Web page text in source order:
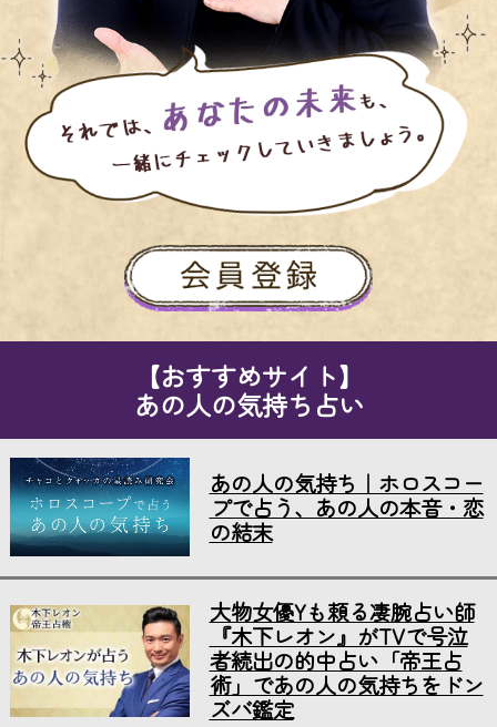
【おすすめサイト】
あの人の気持ち占い
あの人の気持ち｜ホロスコー
プで占う、あの人の本音・恋
の結末
大物女優Yも頼る凄腕占い師
『木下レオン』がTVで号泣
者続出の的中占い「帝王占
術」であの人の気持ちをドン
ズバ鑑定